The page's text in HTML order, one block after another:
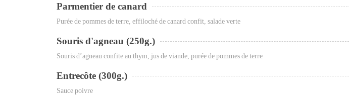
Parmentier de canard
Purée de pommes de terre, effiloché de canard confit, salade verte
Souris d'agneau (250g.)
Souris d’agneau confite au thym, jus de viande, purée de pommes de terre
Entrecôte (300g.)
Sauce poivre